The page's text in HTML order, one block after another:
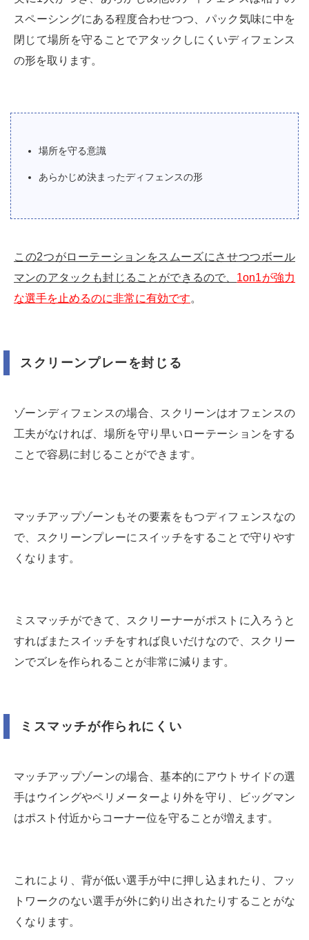
スペーシングにある程度合わせつつ、パック気味に中を
閉じて場所を守ることでアタックしにくいディフェンス
の形を取ります。
場所を守る意識
あらかじめ決まったディフェンスの形
この2つがローテーションをスムーズにさせつつボール
マンのアタックも封じることができるので、 1on1が強力
な選手を止めるのに非常に有効です。
スクリーンプレーを封じる
ゾーンディフェンスの場合、スクリーンはオフェンスの
工夫がなければ、場所を守り早いローテーションをする
ことで容易に封じることができます。
マッチアップゾーンもその要素をもつディフェンスなの
で、スクリーンプレーにスイッチをすることで守りやす
くなります。
ミスマッチができて、スクリーナーがポストに入ろうと
すればまたスイッチをすれば良いだけなので、スクリー
ンでズレを作られることが非常に減ります。
ミスマッチが作られにくい
マッチアップゾーンの場合、基本的にアウトサイドの選
手はウイングやペリメーターより外を守り、ビッグマン
はポスト付近からコーナー位を守ることが増えます。
これにより、背が低い選手が中に押し込まれたり、フッ
トワークのない選手が外に釣り出されたりすることがな
くなります。